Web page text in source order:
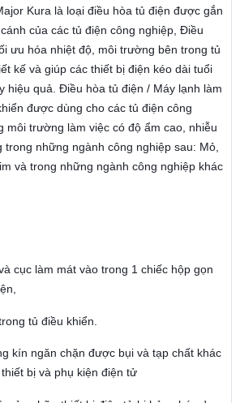
Kura là loại điều hòa tủ điện được gắn
của các tủ điện công nghiệp, Điều
ưu hóa nhiệt độ, môi trường bên trong tủ
kế và giúp các thiết bị điện kéo dài tuổi
hiệu quả. Điều hòa tủ điện / Máy lạnh làm
được dùng cho các tủ điện công
môi trường làm việc có độ ẩm cao, nhiễu
những ngành công nghiệp sau: Mỏ,
và trong những ngành công nghiệp khác
cục làm mát vào trong 1 chiếc hộp gọn
tủ điều khiển.
kín ngăn chặn được bụi và tạp chất khác
bị và phụ kiện điện tử